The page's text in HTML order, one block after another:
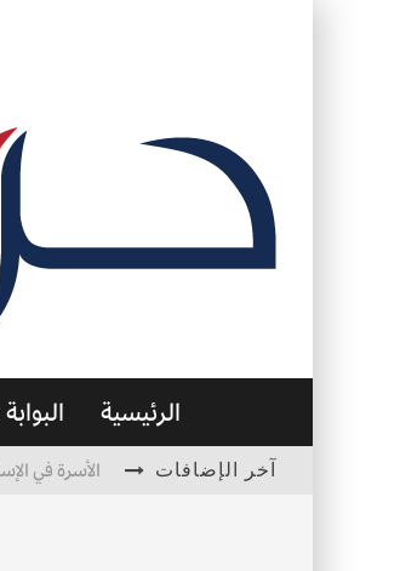
الرئيسية البوابة
آخر الإضافات الأسرة في